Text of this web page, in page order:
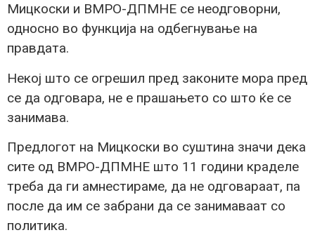
Мицкоски и ВМРО-ДПМНЕ се неодговорни,
односно во функција на одбегнување на
правдата.
Некој што се огрешил пред законите мора пред
се да одговара, не е прашањето со што ќе се
занимава.
Предлогот на Мицкоски во суштина значи дека
сите од ВМРО-ДПМНЕ што 11 години краделе
треба да ги амнестираме, да не одговараат, па
после да им се забрани да се занимаваат со
политика.